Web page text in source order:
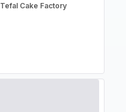
Tefal Cake Factory